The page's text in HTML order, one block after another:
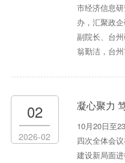
市经济信息
办，汇聚政
副院长、台
翁勤洁，台
02
2026-02
凝心聚力 笃行实干
10月20日至
四次全体会
建设新局面